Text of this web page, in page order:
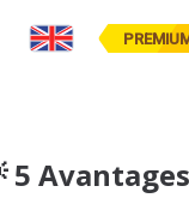
Avantages